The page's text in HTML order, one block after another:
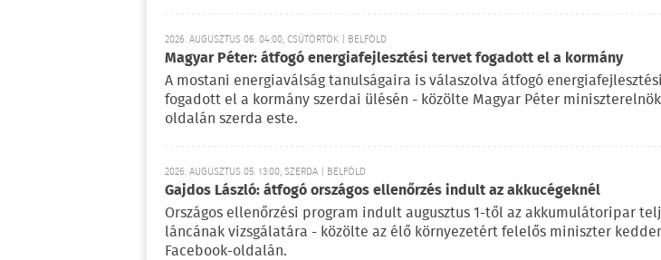
2026. AUGUSZTUS 06. 04:00, CSÜTÖRTÖK | BELFÖLD
Magyar Péter: átfogó energiafejlesztési tervet fogadott el a kormány
A mostani energiaválság tanulságaira is válaszolva átfogó
fogadott el a kormány szerdai ülésén - közölte Magyar Péter
oldalán szerda este.
2026. AUGUSZTUS 05. 13:00, SZERDA | BELFÖLD
Gajdos László: átfogó országos ellenőrzés indult az akkucégeknél
Országos ellenőrzési program indult augusztus 1-től az akkumulátoripar
láncának vizsgálatára - közölte az élő környezetért felelős miniszter
Facebook-oldalán.